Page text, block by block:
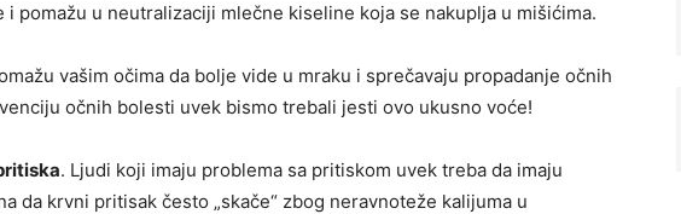
i pomažu u neutralizaciji mlečne kiseline koja se nakuplja u mišićima. ⠀
vašim očima da bolje vide u mraku i sprečavaju propadanje očnih
očnih bolesti uvek bismo trebali jesti ovo ukusno voće! ⠀
. Ljudi koji imaju problema sa pritiskom uvek treba da imaju
da krvni pritisak često „skače“ zbog neravnoteže kalijuma u